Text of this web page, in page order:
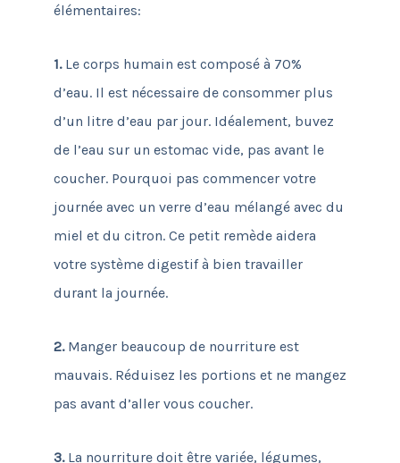
élémentaires:
1. Le corps humain est composé à 70%
d’eau. Il est nécessaire de consommer plus
d’un litre d’eau par jour. Idéalement, buvez
de l’eau sur un estomac vide, pas avant le
coucher. Pourquoi pas commencer votre
journée avec un verre d’eau mélangé avec du
miel et du citron. Ce petit remède aidera
votre système digestif à bien travailler
durant la journée.
2.Manger beaucoup de nourriture est
mauvais. Réduisez les portions et ne mangez
pas avant d’aller vous coucher.
3. La nourriture doit être variée, légumes,